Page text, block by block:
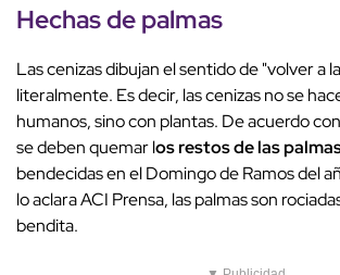
Hechas de palmas
Las cenizas dibujan el sentido de "volver a
literalmente. Es decir, las cenizas no se
humanos, sino con plantas. De acuerdo
se deben quemar los restos de las
bendecidas en el Domingo de Ramos del
lo aclara ACI Prensa, las palmas son
bendita.